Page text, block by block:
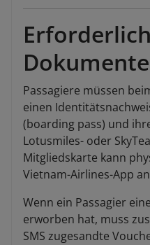
Dokumente
Passagiere müssen
einen
(boarding pass) und
Lotusmiles- oder
Mitgliedskarte kann
Vietnam-Airlines-App
Wenn ein Passagier
erworben hat, muss
SMS zugesandte